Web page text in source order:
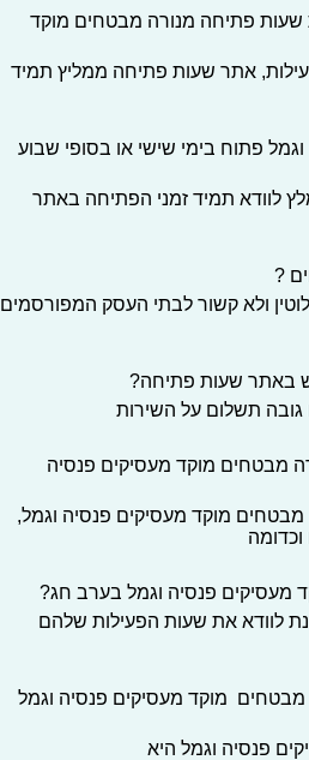
שעות פתיחה מנורה מבטחים מוקד
אתר שעות פתיחה ממליץ תמיד
פתוח בימי שישי או בסופי שבוע
לוודא תמיד זמני הפתיחה באתר
?
ולא קשור לבתי העסק המפורסמים
באתר שעות פתיחה?
גובה תשלום על השירות
מבטחים מוקד מעסיקים פנסיה
מוקד מעסיקים פנסיה וגמל,
מעסיקים פנסיה וגמל בערב חג?
לוודא את שעות הפעילות שלהם
מוקד מעסיקים פנסיה וגמל
פנסיה וגמל היא